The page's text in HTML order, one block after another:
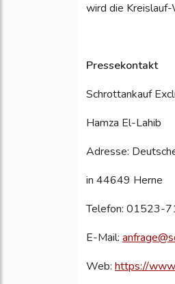
wird die
Pressekontakt
Schrottankauf
Hamza El-Lahib
Adresse:
in 44649 Herne
Telefon: 01523-
E-Mail:
Web: https://